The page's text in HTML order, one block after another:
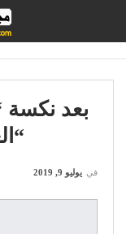
بعد نكسة
في يوليو 9, 2019